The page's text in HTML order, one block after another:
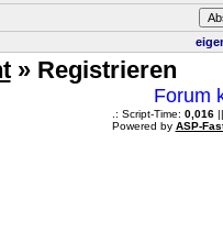
» Registrieren
Forum
.: Script-Time: 0,016||
Powered by ASP-